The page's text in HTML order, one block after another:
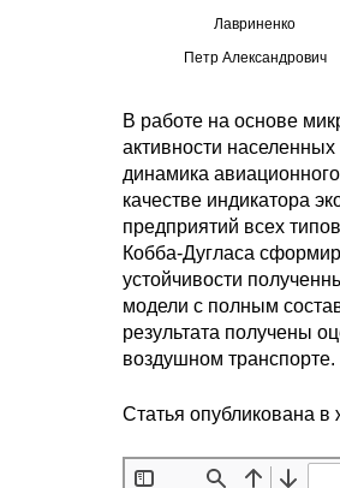
Лавриненко
Петр Александрович
В работе на основе
активности
динамика
качестве индикатора
предприятий всех
Кобба-Дугласа
устойчивости
модели с полным
результата получены
воздушном транспорте.
Статья опубликована